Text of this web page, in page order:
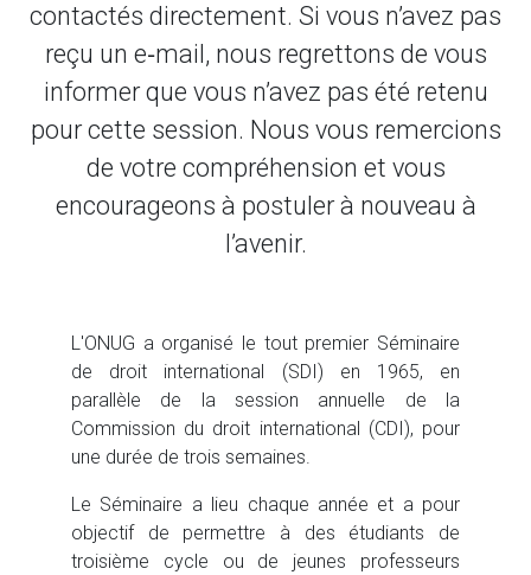
contactés directement. Si vous n’avez pas
reçu un e‑mail, nous regrettons de vous
informer que vous n’avez pas été retenu
pour cette session. Nous vous remercions
de votre compréhension et vous
encourageons à postuler à nouveau à
l’avenir.
L'ONUG a organisé le tout premier Séminaire
de droit international (SDI) en 1965, en
parallèle de la session annuelle de la
Commission du droit international (CDI), pour
une durée de trois semaines.
Le Séminaire a lieu chaque année et a pour
objectif de permettre à des étudiants de
troisième cycle ou de jeunes professeurs